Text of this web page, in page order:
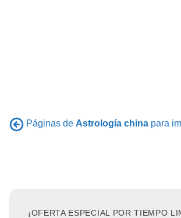
Páginas de Astrología china para
¡OFERTA ESPECIAL POR TIEMPO